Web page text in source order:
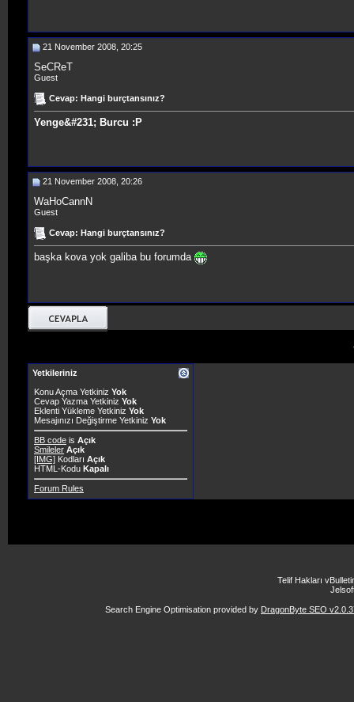
21 November 2008, 20:25
SeCReT
Guest
Cevap: Hangi burçtansınız?
Yenge&#231; Burcu :P
21 November 2008, 20:26
WaHoCannN
Guest
Cevap: Hangi burçtansınız?
başka kova yok galiba bu forumda
Yetkileriniz
Konu Açma Yetkiniz Yok
Cevap Yazma Yetkiniz Yok
Eklenti Yükleme Yetkiniz Yok
Mesajınızı Değiştirme Yetkiniz Yok
BB code is Açık
Smileler Açık
[IMG] Kodları Açık
HTML-Kodu Kapalı
Forum Rules
Telif Hakları
Search Engine Optimisation provided by DragonByte SEO